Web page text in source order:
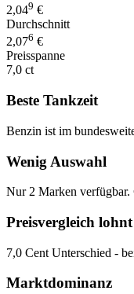
2,049 €
Durchschnitt
2,076 €
Preisspanne
7,0 ct
Beste Tankzeit
Benzin ist im
Wenig Auswahl
Nur 2 Marken verfügbar.
Preisvergleich lohnt
7,0 Cent Unterschied -
Marktdominanz